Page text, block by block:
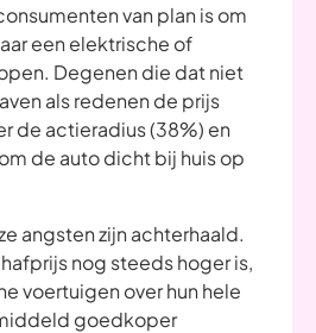
van plan is om
een elektrische of
Degenen die dat niet
als redenen de prijs
de actieradius (38%) en
de auto dicht bij huis op
angsten zijn achterhaald.
nog steeds hoger is,
voertuigen over hun hele
goedkoper